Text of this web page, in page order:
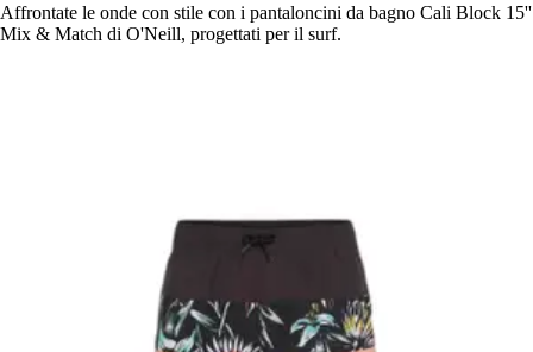
Affrontate le onde con stile con i pantaloncini da bagno Cali Block 15''
Mix & Match di O'Neill, progettati per il surf.